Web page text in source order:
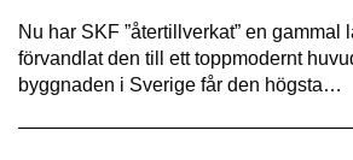
Nu har SKF ”återtillverkat” en gammal
förvandlat den till ett toppmodernt
byggnaden i Sverige får den högsta…